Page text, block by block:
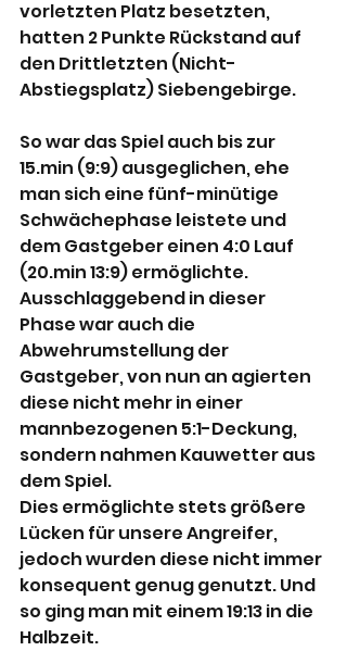
vorletzten Platz besetzten,
hatten 2 Punkte Rückstand auf
den Drittletzten (Nicht-
Abstiegsplatz) Siebengebirge.
So war das Spiel auch bis zur
15.min (9:9) ausgeglichen, ehe
man sich eine fünf-minütige
Schwächephase leistete und
dem Gastgeber einen 4:0 Lauf
(20.min 13:9) ermöglichte.
Ausschlaggebend in dieser
Phase war auch die
Abwehrumstellung der
Gastgeber, von nun an agierten
diese nicht mehr in einer
mannbezogenen 5:1-Deckung,
sondern nahmen Kauwetter aus
dem Spiel.
Dies ermöglichte stets größere
Lücken für unsere Angreifer,
jedoch wurden diese nicht immer
konsequent genug genutzt. Und
so ging man mit einem 19:13 in die
Halbzeit.